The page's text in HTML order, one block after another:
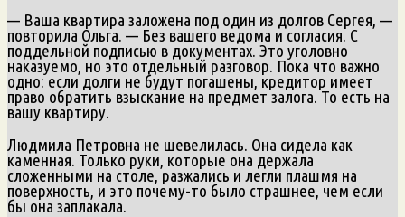
— Ваша квартира заложена под один из долгов Сергея, —
повторила Ольга. — Без вашего ведома и согласия. С
поддельной подписью в документах. Это уголовно
наказуемо, но это отдельный разговор. Пока что важно
одно: если долги не будут погашены, кредитор имеет
право обратить взыскание на предмет залога. То есть на
вашу квартиру.
Людмила Петровна не шевелилась. Она сидела как
каменная. Только руки, которые она держала
сложенными на столе, разжались и легли плашмя на
поверхность, и это почему-то было страшнее, чем если
бы она заплакала.